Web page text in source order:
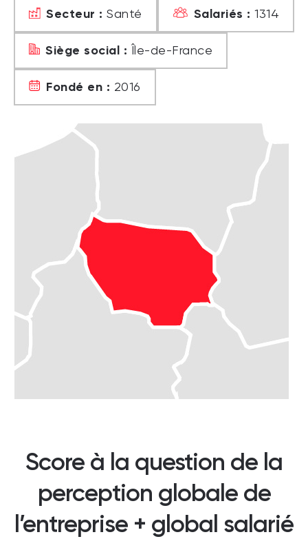
Secteur : Santé Salariés : 1314
Siège social : Île-de-France
Fondé en : 2016
Score à la question de la
perception globale de
l’entreprise + global salarié